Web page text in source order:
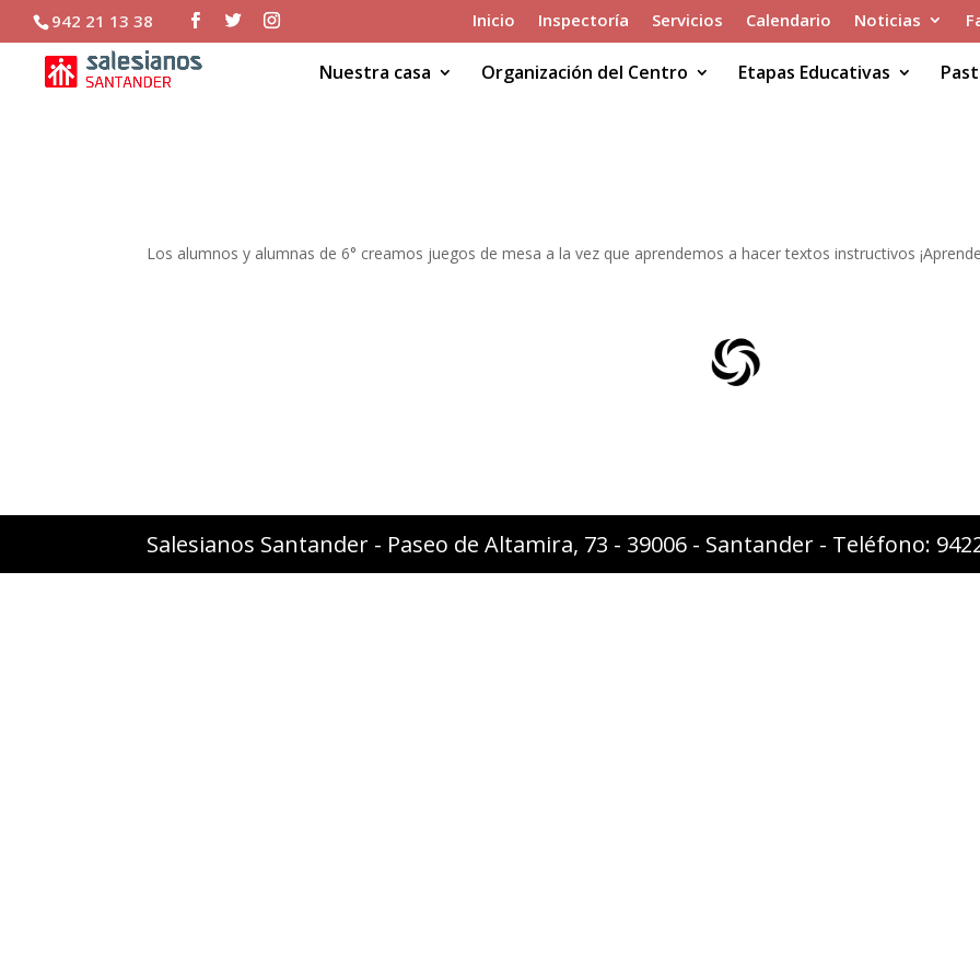
942 21 13 38 Inicio Inspectoría Servicios Calendario Noticias
Nuestra casa Organización del Centro Etapas Educativas
Los alumnos y alumnas de 6° creamos juegos de mesa a la vez que aprendemos a hacer textos instructivos
Salesianos Santander - Paseo de Altamira, 73 - 39006 - Santander - Teléfono: